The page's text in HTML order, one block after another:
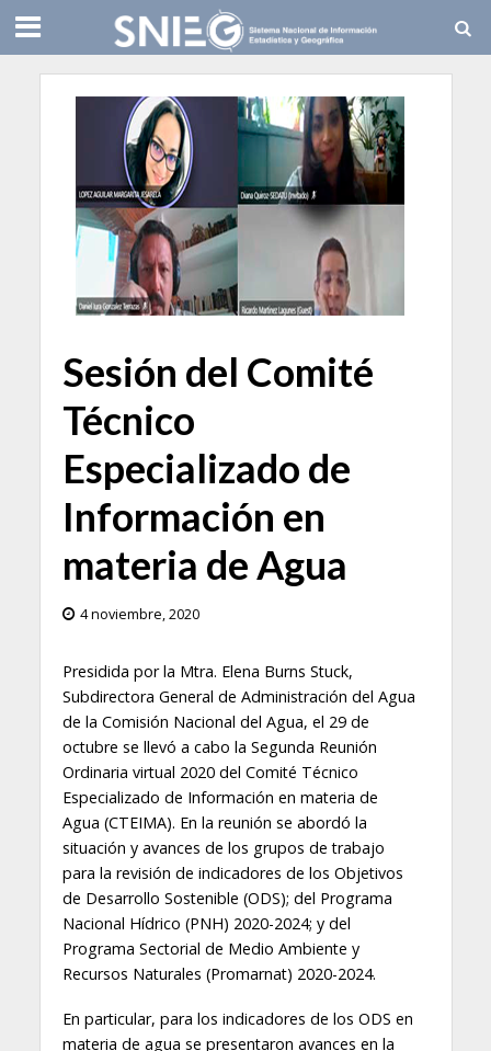
Sesión del Comité
Técnico
Especializado de
Información en
materia de Agua
4 noviembre, 2020
Presidida por la Mtra. Elena Burns Stuck,
Subdirectora General de Administración del Agua
de la Comisión Nacional del Agua, el 29 de
octubre se llevó a cabo la Segunda Reunión
Ordinaria virtual 2020 del Comité Técnico
Especializado de Información en materia de
Agua (CTEIMA). En la reunión se abordó la
situación y avances de los grupos de trabajo
para la revisión de indicadores de los Objetivos
de Desarrollo Sostenible (ODS); del Programa
Nacional Hídrico (PNH) 2020-2024; y del
Programa Sectorial de Medio Ambiente y
Recursos Naturales (Promarnat) 2020-2024.
En particular, para los indicadores de los ODS en
materia de agua se presentaron avances en la